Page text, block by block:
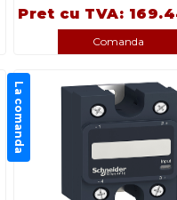
Pret cu TVA:
Comanda
La comanda